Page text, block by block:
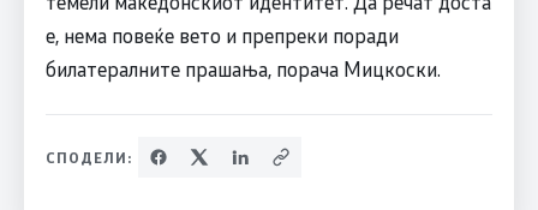
е, нема повеќе вето и препреки поради
билатералните прашања, порача Мицкоски.
СПОДЕЛИ: